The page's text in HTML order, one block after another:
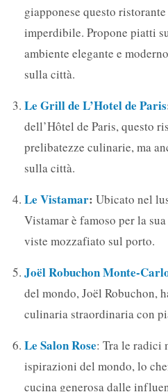
giapponese questo
imperdibile. Propone piatti
ambiente elegante e
sulla città.
Le Grill de L’Hotel de Paris
dell’Hôtel de Paris, questo
prelibatezze culinarie, ma
sulla città.
Le Vistamar: Ubicato nel
Vistamar è famoso per la
viste mozzafiato sul porto.
Joël Robuchon Monte-
del mondo, Joël Robuchon,
culinaria straordinaria con
Le Salon Rose: Tra le radici
ispirazioni del mondo, lo
cucina generosa dalle